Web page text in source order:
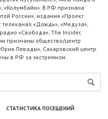
«Колумбайн». В РФ признана
России», издания «Проект
«Дождь», «Медуза»,
«Свобода», The Insider,
признаны общество/центр
Левады», Сахаровский центр.
в РФ за экстремизм.
СТАТИСТИКА ПОСЕЩЕНИЙ